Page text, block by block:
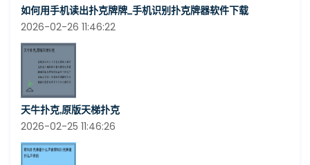
如何用手机读出扑克牌牌_手机识别扑克牌器软件下载
2026-02-26 11:46:22
天牛扑克,原版天梯扑克
2026-02-25 11:46:26